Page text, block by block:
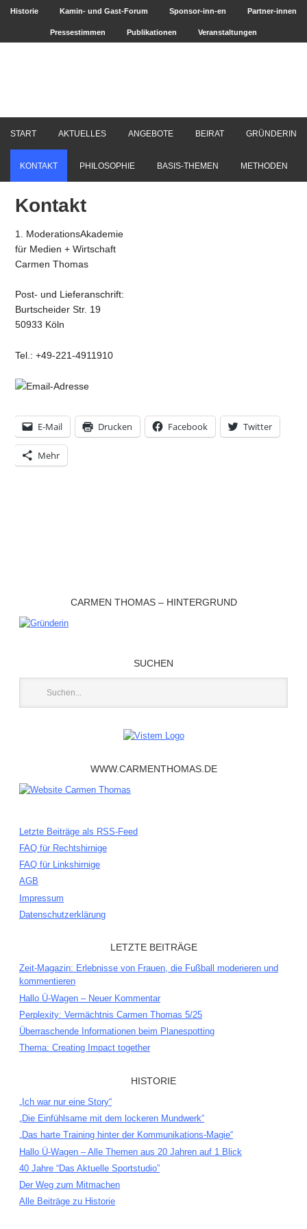
Historie Kamin- und Gast-Forum Sponsor-inn-en Partner-innen
Pressestimmen Publikationen Veranstaltungen
START AKTUELLES ANGEBOTE BEIRAT GRÜNDERIN
KONTAKT PHILOSOPHIE BASIS-THEMEN METHODEN
Kontakt
1. ModerationsAkademie
für Medien + Wirtschaft
Carmen Thomas
Post- und Lieferanschrift:
Burtscheider Str. 19
50933 Köln
Tel.: +49-221-4911910
E-Mail Drucken Facebook Twitter
Mehr
CARMEN THOMAS – HINTERGRUND
SUCHEN
WWW.CARMENTHOMAS.DE
Letzte Beiträge als RSS-Feed
FAQ für Rechtshirnige
FAQ für Linkshirnige
AGB
Impressum
Datenschutzerklärung
LETZTE BEITRÄGE
Zeit-Magazin: Erlebnisse von Frauen, die Fußball moderieren und
kommentieren
Hallo Ü-Wagen – Neuer Kommentar
Perplexity: Vermächtnis Carmen Thomas 5/25
Überraschende Informationen beim Planespotting
Thema: Creating Impact together
HISTORIE
„Ich war nur eine Story“
„Die Einfühlsame mit dem lockeren Mundwerk“
„Das harte Training hinter der Kommunikations-Magie“
Hallo Ü-Wagen – Alle Themen aus 20 Jahren auf 1 Blick
40 Jahre “Das Aktuelle Sportstudio”
Der Weg zum Mitmachen
Alle Beiträge zu Historie